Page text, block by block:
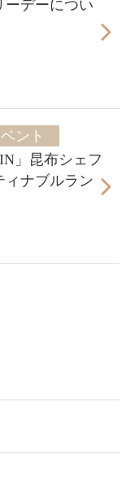
ーデーについ
ント
」昆布シェフ
ィナブルラン